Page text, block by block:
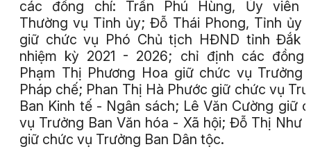
các đồng chí: Trần Phú Hùng, Ủy viên
Thường vụ Tỉnh ủy; Đỗ Thái Phong, Tỉnh ủy
giữ chức vụ Phó Chủ tịch HĐND tỉnh Đắk
nhiệm kỳ 2021 - 2026; chỉ định các đồng
Phạm Thị Phương Hoa giữ chức vụ Trưởng
Pháp chế; Phan Thị Hà Phước giữ chức vụ
Ban Kinh tế - Ngân sách; Lê Văn Cường giữ
vụ Trưởng Ban Văn hóa - Xã hội; Đỗ Thị Như
giữ chức vụ Trưởng Ban Dân tộc.